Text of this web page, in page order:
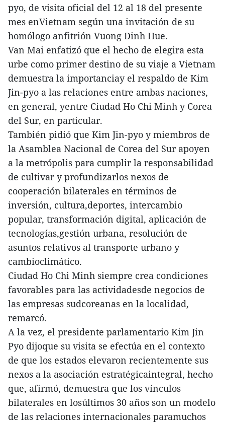
pyo, de visita oficial del 12 al 18 del presente
mes enVietnam según una invitación de su
homólogo anfitrión Vuong Dinh Hue.
Van Mai enfatizó que el hecho de elegira esta
urbe como primer destino de su viaje a Vietnam
demuestra la importanciay el respaldo de Kim
Jin-pyo a las relaciones entre ambas naciones,
en general, yentre Ciudad Ho Chi Minh y Corea
del Sur, en particular.
También pidió que Kim Jin-pyo y miembros de
la Asamblea Nacional de Corea del Sur apoyen
a la metrópolis para cumplir la responsabilidad
de cultivar y profundizarlos nexos de
cooperación bilaterales en términos de
inversión, cultura,deportes, intercambio
popular, transformación digital, aplicación de
tecnologías,gestión urbana, resolución de
asuntos relativos al transporte urbano y
cambioclimático.
Ciudad Ho Chi Minh siempre crea condiciones
favorables para las actividadesde negocios de
las empresas sudcoreanas en la localidad,
remarcó.
A la vez, el presidente parlamentario Kim Jin
Pyo dijoque su visita se efectúa en el contexto
de que los estados elevaron recientemente sus
nexos a la asociación estratégicaintegral, hecho
que, afirmó, demuestra que los vínculos
bilaterales en losúltimos 30 años son un modelo
de las relaciones internacionales paramuchos